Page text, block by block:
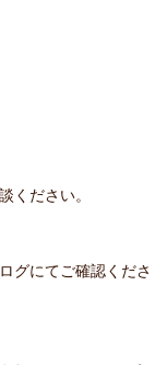
ください。
グにてご確認くださ